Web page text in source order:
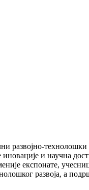
иновације и научна
експонате,
развоја, а